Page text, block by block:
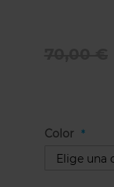
Color